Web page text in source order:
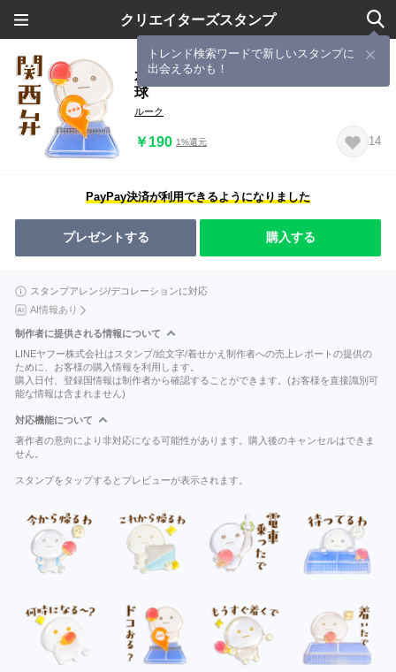
クリエイターズスタンプ
トレンド検索ワードで新しいスタンプに
出会えるかも！
水だいふくまる関西弁✨キラキラ♬卓
球
ルーク
￥190 1%還元 14
PayPay決済が利用できるようになりました
プレゼントする 購入する
スタンプアレンジ/デコレーションに対応
AI情報あり
制作者に提供される情報について
LINEヤフー株式会社はスタンプ/絵文字/着せかえ制作者への売上レポートの提供の
ために、お客様の購入情報を利用します。
購入日付、登録国情報は制作者から確認することができます。(お客様を直接識別可
能な情報は含まれません)
対応機能について
著作者の意向により非対応になる可能性があります。購入後のキャンセルはできま
せん。
スタンプをタップするとプレビューが表示されます。